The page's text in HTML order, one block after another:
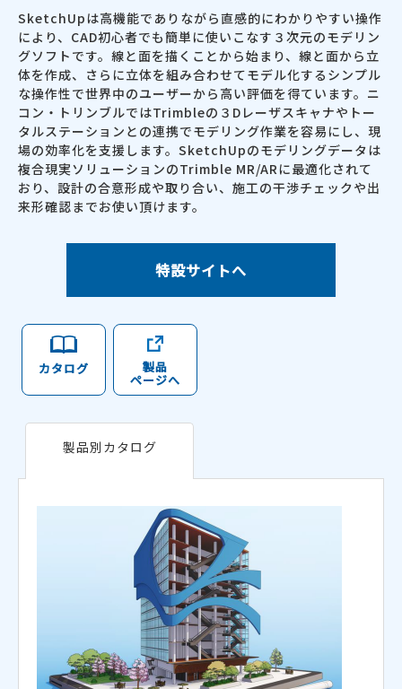
SketchUpは高機能でありながら直感的にわかりやすい操作
により、CAD初心者でも簡単に使いこなす３次元のモデリン
グソフトです。線と面を描くことから始まり、線と面から立
体を作成、さらに立体を組み合わせてモデル化するシンプル
な操作性で世界中のユーザーから高い評価を得ています。ニ
コン・トリンブルではTrimbleの３Dレーザスキャナやトー
タルステーションとの連携でモデリング作業を容易にし、現
場の効率化を支援します。SketchUpのモデリングデータは
複合現実ソリューションのTrimble MR/ARに最適化されて
おり、設計の合意形成や取り合い、施工の干渉チェックや出
来形確認までお使い頂けます。
特設サイトへ
カタログ 製品
ページへ
製品別カタログ